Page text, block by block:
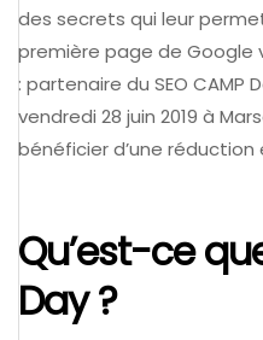
des secrets qui leur
première page de Google
: partenaire du SEO CAMP
vendredi 28 juin 2019 à
bénéficier d’une réduction
Qu’est-ce
Day ?